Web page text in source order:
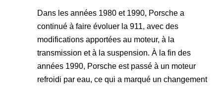
Dans les années 1980 et 1990, Porsche a
continué à faire évoluer la 911, avec des
modifications apportées au moteur, à la
transmission et à la suspension. À la fin des
années 1990, Porsche est passé à un moteur
refroidi par eau, ce qui a marqué un changement